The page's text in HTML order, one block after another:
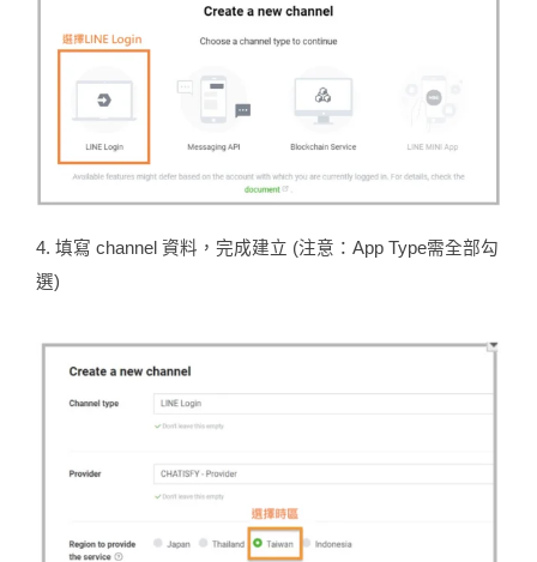
4. 填寫 channel 資料，完成建立 (注意：App Type需全部勾
選)